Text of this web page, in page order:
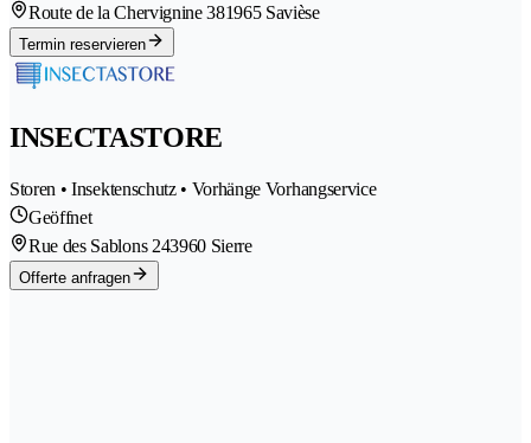
Route de la Chervignine 381965 Savièse
Termin reservieren
INSECTASTORE
Storen • Insektenschutz • Vorhänge Vorhangservice
Geöffnet
Rue des Sablons 243960 Sierre
Offerte anfragen